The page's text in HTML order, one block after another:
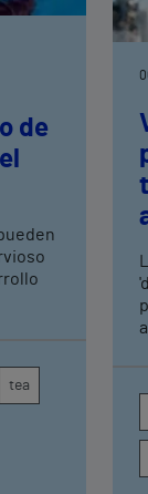
de
tea